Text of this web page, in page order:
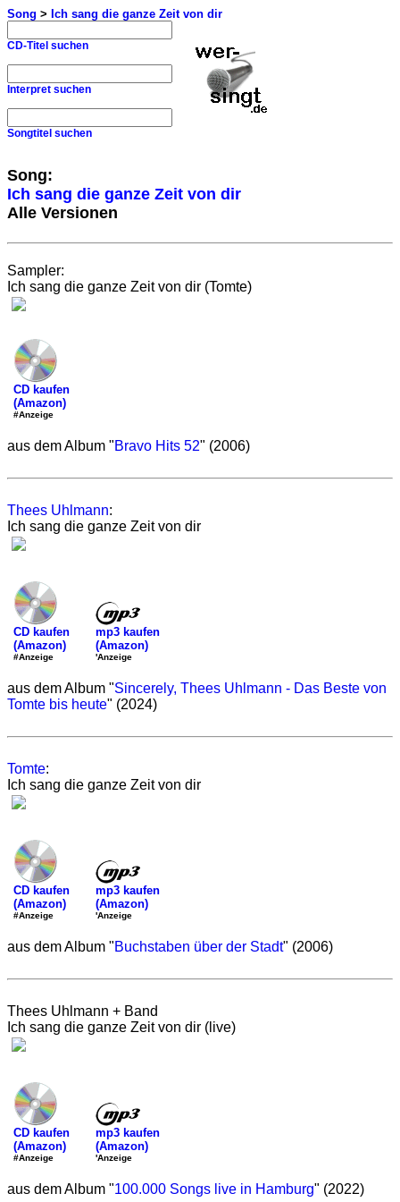
Song > Ich sang die ganze Zeit von dir
CD-Titel suchen
Interpret suchen
Songtitel suchen
Song:
Ich sang die ganze Zeit von dir
Alle Versionen
Sampler:
Ich sang die ganze Zeit von dir (Tomte)
CD kaufen
(Amazon)
#Anzeige
aus dem Album "Bravo Hits 52" (2006)
Thees Uhlmann:
Ich sang die ganze Zeit von dir
CD kaufen
(Amazon)
#Anzeige
mp3 kaufen
(Amazon)
'Anzeige
aus dem Album "Sincerely, Thees Uhlmann - Das Beste von
Tomte bis heute" (2024)
Tomte:
Ich sang die ganze Zeit von dir
CD kaufen
(Amazon)
#Anzeige
mp3 kaufen
(Amazon)
'Anzeige
aus dem Album "Buchstaben über der Stadt" (2006)
Thees Uhlmann + Band
Ich sang die ganze Zeit von dir (live)
CD kaufen
(Amazon)
#Anzeige
mp3 kaufen
(Amazon)
'Anzeige
aus dem Album "100.000 Songs live in Hamburg" (2022)